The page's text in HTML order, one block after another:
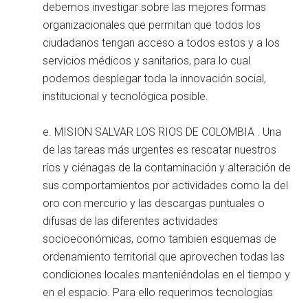
debemos investigar sobre las mejores formas
organizacionales que permitan que todos los
ciudadanos tengan acceso a todos estos y a los
servicios médicos y sanitarios, para lo cual
podemos desplegar toda la innovación social,
institucional y tecnológica posible.
e. MISION SALVAR LOS RIOS DE COLOMBIA . Una
de las tareas más urgentes es rescatar nuestros
ríos y ciénagas de la contaminación y alteración de
sus comportamientos por actividades como la del
oro con mercurio y las descargas puntuales o
difusas de las diferentes actividades
socioeconómicas, como tambien esquemas de
ordenamiento territorial que aprovechen todas las
condiciones locales manteniéndolas en el tiempo y
en el espacio. Para ello requerimos tecnologías